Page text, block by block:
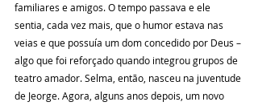
familiares e amigos. O tempo passava e ele
sentia, cada vez mais, que o humor estava nas
veias e que possuía um dom concedido por Deus –
algo que foi reforçado quando integrou grupos de
teatro amador. Selma, então, nasceu na juventude
de Jeorge. Agora, alguns anos depois, um novo